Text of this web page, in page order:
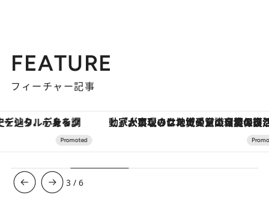
FEATURE
フィーチャー記事
「大事なのは地域の意識を変えること」。ロレックス賞受賞の自然保護活動家が実現させたナイジェリアの自然環境の復活 【銀座で出合う最旬美容】美髪ケアや上質
3 /6